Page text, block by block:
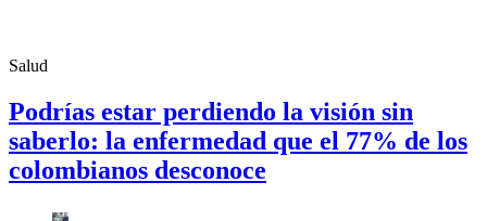
Salud
Podrías estar perdiendo la visión sin
saberlo: la enfermedad que el 77% de los
colombianos desconoce